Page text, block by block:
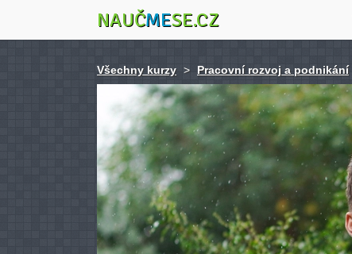
NAUČMESE.CZ
Všechny kurzy > Pracovní rozvoj a podnikání